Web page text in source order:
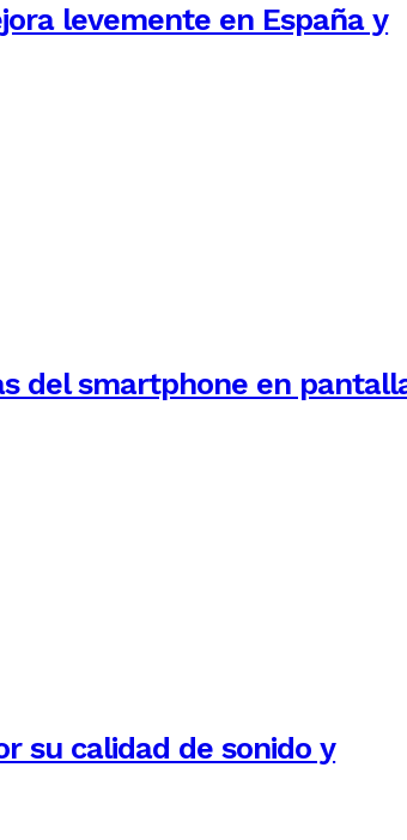
levemente en España y
del smartphone en
su calidad de sonido y